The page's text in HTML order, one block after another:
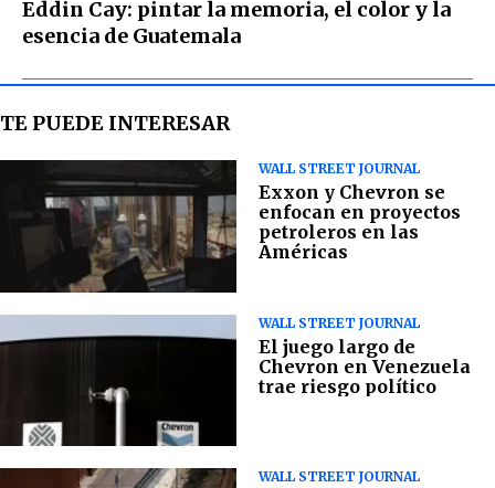
Eddin Cay: pintar la memoria, el color y la
esencia de Guatemala
TE PUEDE INTERESAR
WALL STREET JOURNAL
Exxon y Chevron se
enfocan en proyectos
petroleros en las
Américas
WALL STREET JOURNAL
El juego largo de
Chevron en Venezuela
trae riesgo político
WALL STREET JOURNAL